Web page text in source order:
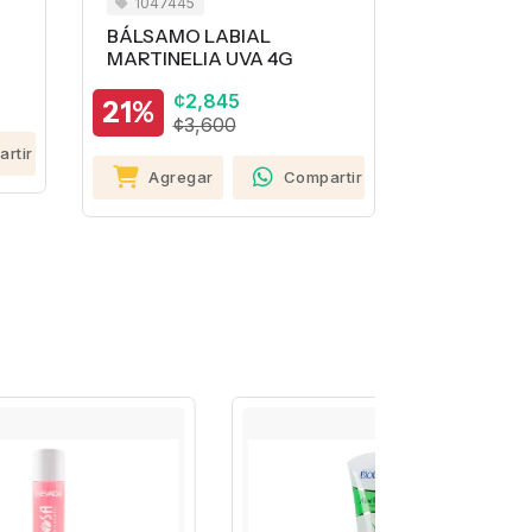
BÁLSAMO LABIAL
MARTINELIA UVA 4G
21%
¢2,845
¢3,600
Agregar Compartir